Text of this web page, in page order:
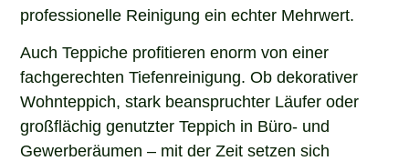
professionelle Reinigung ein echter Mehrwert.
Auch Teppiche profitieren enorm von einer
fachgerechten Tiefenreinigung. Ob dekorativer
Wohnteppich, stark beanspruchter Läufer oder
großflächig genutzter Teppich in Büro- und
Gewerberäumen – mit der Zeit setzen sich